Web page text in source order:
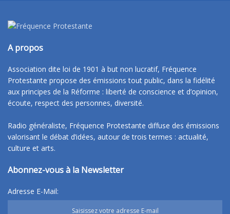
A propos
Association dite loi de 1901 à but non lucratif, Fréquence
Protestante propose des émissions tout public, dans la fidélité
aux principes de la Réforme : liberté de conscience et d’opinion,
écoute, respect des personnes, diversité.
Radio généraliste, Fréquence Protestante diffuse des émissions
valorisant le débat d’idées, autour de trois termes : actualité,
culture et arts.
Abonnez-vous à la Newsletter
Adresse E-Mail: